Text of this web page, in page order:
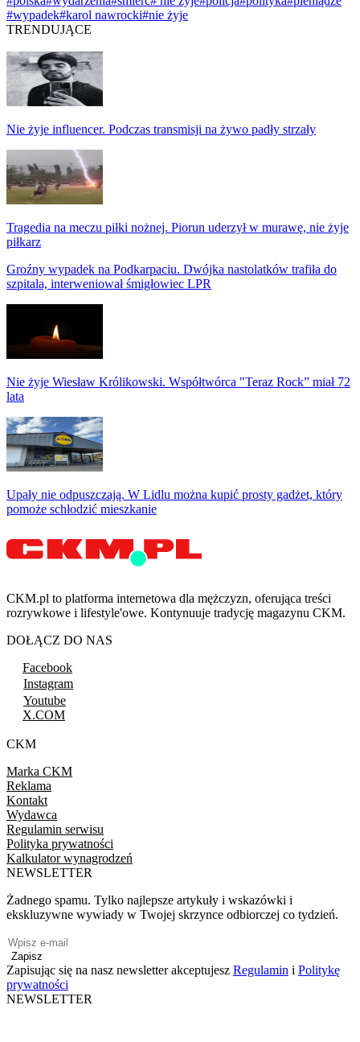
#wypadek#karol nawrocki#nie żyje
TRENDUJĄCE
Nie żyje influencer. Podczas transmisji na żywo padły strzały
Tragedia na meczu piłki nożnej. Piorun uderzył w murawę, nie żyje
piłkarz
Groźny wypadek na Podkarpaciu. Dwójka nastolatków trafiła do
szpitala, interweniował śmigłowiec LPR
Nie żyje Wiesław Królikowski. Współtwórca "Teraz Rock” miał 72
lata
Upały nie odpuszczają. W Lidlu można kupić prosty gadżet, który
pomoże schłodzić mieszkanie
CKM.pl to platforma internetowa dla mężczyzn, oferująca treści
rozrywkowe i lifestyle'owe. Kontynuuje tradycję magazynu CKM.
DOŁĄCZ DO NAS
Facebook
Instagram
Youtube
X.COM
CKM
Marka CKM
Reklama
Kontakt
Wydawca
Regulamin serwisu
Polityka prywatności
Kalkulator wynagrodzeń
NEWSLETTER
Żadnego spamu. Tylko najlepsze artykuły i wskazówki i
ekskluzywne wywiady w Twojej skrzynce odbiorczej co tydzień.
Zapisz
Zapisując się na nasz newsletter akceptujesz Regulamin i Politykę
prywatności
NEWSLETTER